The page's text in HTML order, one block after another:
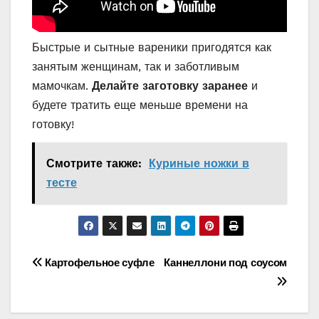
Быстрые и сытные вареники пригодятся как
занятым женщинам, так и заботливым
мамочкам. Делайте заготовку заранее и
будете тратить еще меньше времени на
готовку!
Смотрите также:
Куриные ножки в
тесте
Навигация
Каннеллони под соусом
Картофельное суфле